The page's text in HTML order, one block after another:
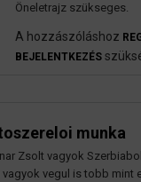
Öneletrajz szükseges.
A hozzászóláshoz
BEJELENTKEZÉS
munka
Zsolt vagyok
vagyok vegul is tobb mint